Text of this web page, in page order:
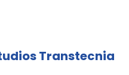
Transtecnia